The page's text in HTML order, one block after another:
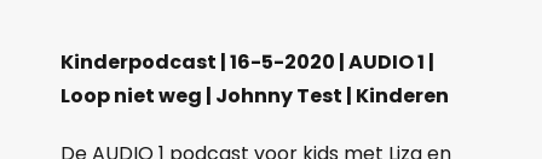
Kinderpodcast | 16-5-2020 | AUDIO 1 |
Loop niet weg | Johnny Test | Kinderen
De AUDIO 1 podcast voor kids met Liza en